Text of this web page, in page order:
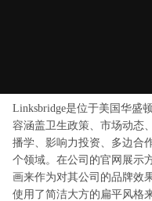
Linksbridge是位于美国华盛
容涵盖卫生政策、市场动态
播学、影响力投资、多边合
个领域。在公司的官网展示
画来作为对其公司的品牌效
使用了简洁大方的扁平风格